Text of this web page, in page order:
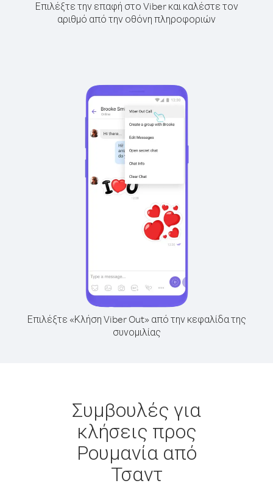
Επιλέξτε την επαφή στο Viber και καλέστε τον
αριθμό από την οθόνη πληροφοριών
Επιλέξτε «Κλήση Viber Out» από την κεφαλίδα της
συνομιλίας
Συμβουλές για
κλήσεις προς
Ρουμανία από
Τσαντ